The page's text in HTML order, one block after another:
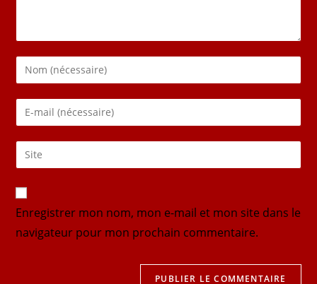
Enregistrer mon nom, mon e-mail et mon site dans le
navigateur pour mon prochain commentaire.